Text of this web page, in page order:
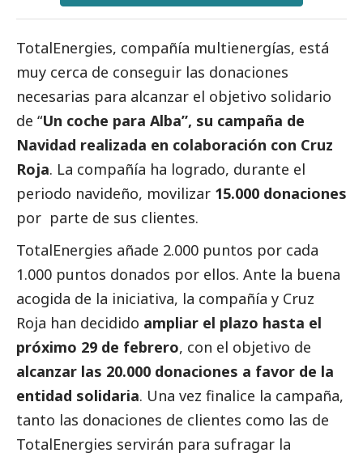
TotalEnergies, compañía multienergías, está
muy cerca de conseguir las donaciones
necesarias para alcanzar el objetivo solidario
de “Un coche para Alba”, su campaña de
Navidad realizada en colaboración con Cruz
Roja. La compañía ha logrado, durante el
periodo navideño, movilizar 15.000 donaciones
por parte de sus clientes.
TotalEnergies añade 2.000 puntos por cada
1.000 puntos donados por ellos. Ante la buena
acogida de la iniciativa, la compañía y Cruz
Roja han decidido ampliar el plazo hasta el
próximo 29 de febrero, con el objetivo de
alcanzar las 20.000 donaciones a favor de la
entidad solidaria. Una vez finalice la campaña,
tanto las donaciones de clientes como las de
TotalEnergies servirán para sufragar la